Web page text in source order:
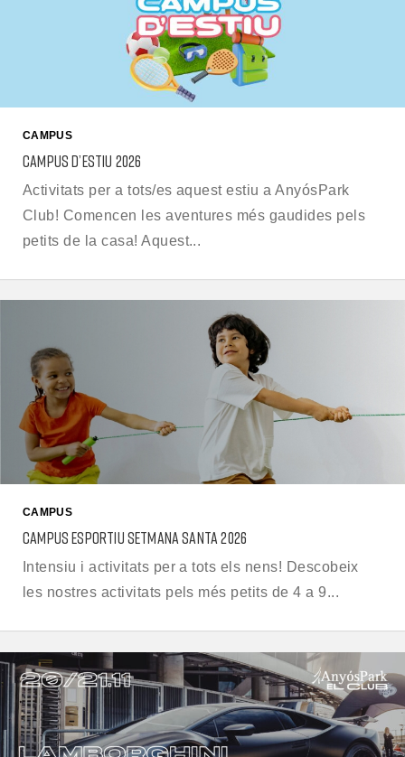
CAMPUS
CAMPUS D’ESTIU 2026
Activitats per a tots/es aquest estiu a AnyósPark
Club! Comencen les aventures més gaudides pels
petits de la casa! Aquest...
CAMPUS
CAMPUS ESPORTIU SETMANA SANTA 2026
Intensiu i activitats per a tots els nens! Descobeix
les nostres activitats pels més petits de 4 a 9...